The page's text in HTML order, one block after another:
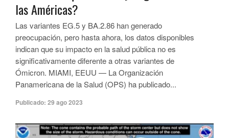
las Américas?
Las variantes EG.5 y BA.2.86 han generado
preocupación, pero hasta ahora, los datos disponibles
indican que su impacto en la salud pública no es
significativamente diferente a otras variantes de
Ómicron. MIAMI, EEUU — La Organización
Panamericana de la Salud (OPS) ha publicado...
Publicado: 29 ago 2023